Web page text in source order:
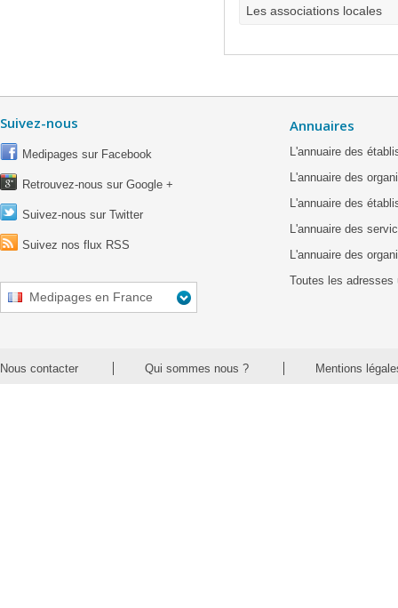
Les associations locales
Suivez-nous
Medipages sur Facebook
Retrouvez-nous sur Google +
Suivez-nous sur Twitter
Suivez nos flux RSS
Medipages en France
Annuaires
L'annuaire des
L'annuaire des
L'annuaire des
L'annuaire des
L'annuaire des
Toutes les adresses
Nous contacter Qui sommes nous ? Mentions